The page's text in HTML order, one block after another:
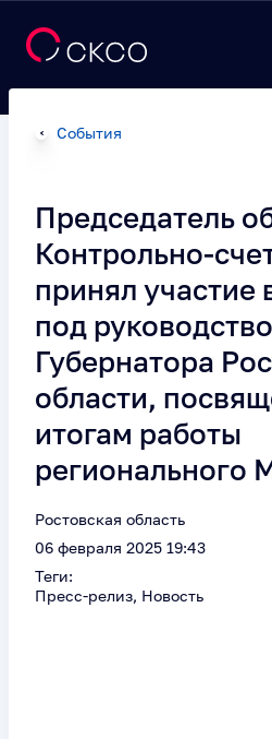
События
Председатель
Контрольно-
принял участие
под
Губернатора
области,
итогам работы
регионального
Ростовская область
06 февраля 2025 19:43
Теги:
Пресс-релиз, Новость